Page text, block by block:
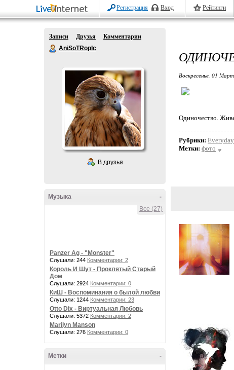
Регистрация Вход Рейтинги
Записи Друзья
Комментарии
AniSoTRopIc
В друзья
-
Музыка
Все (27)
Panzer Ag - "Monster"
Слушали: 244 Комментарии: 2
Король И Шут - Проклятый Старый
Дом
Слушали: 2924 Комментарии: 0
КиШ - Воспоминания о былой любви
Слушали: 1244 Комментарии: 23
Otto Dix - Виртуальная Любовь
Слушали: 5372 Комментарии: 2
Marilyn Manson
Слушали: 276 Комментарии: 0
-
Метки
Воскресенье, 01
Одиночество.
Рубрики: Everyday
Метки: фото